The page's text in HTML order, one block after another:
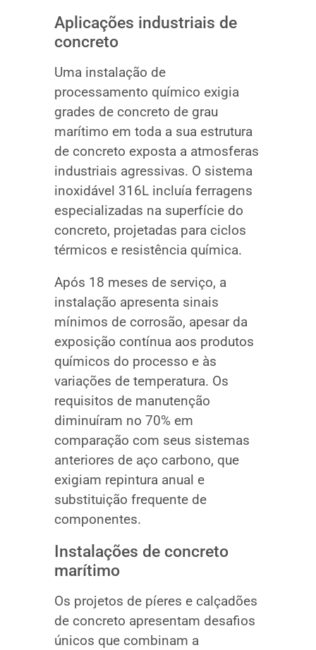
Aplicações industriais de
concreto
Uma instalação de
processamento químico exigia
grades de concreto de grau
marítimo em toda a sua estrutura
de concreto exposta a atmosferas
industriais agressivas. O sistema
inoxidável 316L incluía ferragens
especializadas na superfície do
concreto, projetadas para ciclos
térmicos e resistência química.
Após 18 meses de serviço, a
instalação apresenta sinais
mínimos de corrosão, apesar da
exposição contínua aos produtos
químicos do processo e às
variações de temperatura. Os
requisitos de manutenção
diminuíram no 70% em
comparação com seus sistemas
anteriores de aço carbono, que
exigiam repintura anual e
substituição frequente de
componentes.
Instalações de concreto
marítimo
Os projetos de píeres e calçadões
de concreto apresentam desafios
únicos que combinam a